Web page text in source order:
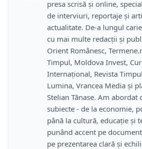
presa scrisă și online,
de interviuri, reportaje și
actualitate. De-a lungul
cu mai multe redacții și
Orient Românesc,
Timpul, Moldova Invest,
Internațional, Revista
Lumina, Vrancea Media și
Stelian Tănase. Am abordat
subiecte - de la economie,
până la cultură, educație și
punând accent pe
pe prezentarea clară și